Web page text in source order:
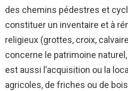
des chemins pédestres et
constituer un inventaire et à
religieux (grottes, croix,
concerne le patrimoine
est aussi l’acquisition ou la
agricoles, de friches ou de